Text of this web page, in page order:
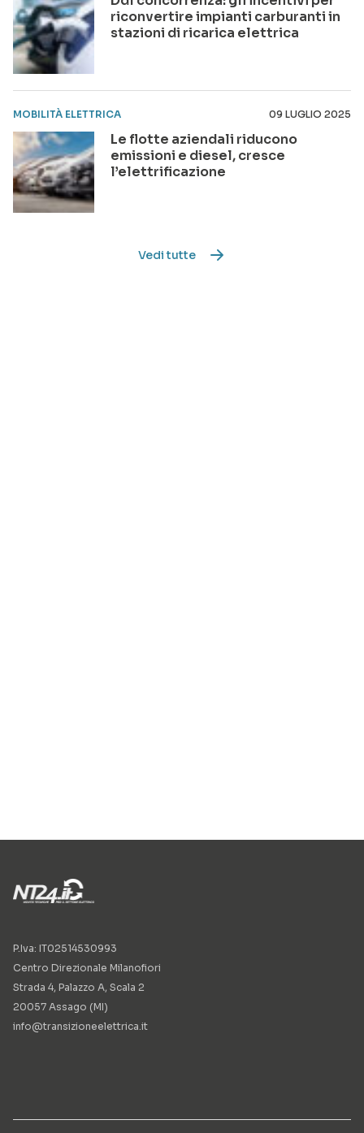
riconvertire impianti carburanti in
stazioni di ricarica elettrica
MOBILITÀ ELETTRICA 09 LUGLIO 2025
Le flotte aziendali riducono
emissioni e diesel, cresce
l’elettrificazione
Vedi tutte
P.Iva: IT02514530993
Centro Direzionale Milanofiori
Strada 4, Palazzo A, Scala 2
20057 Assago (MI)
info@transizioneelettrica.it